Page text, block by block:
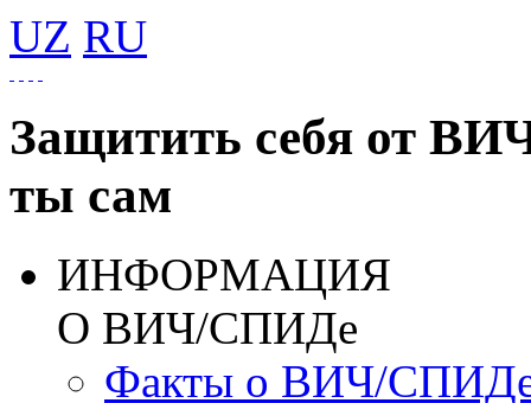
UZ RU
Защитить себя от
ты сам
ИНФОРМАЦИЯ
О ВИЧ/СПИДе
Факты о ВИЧ/